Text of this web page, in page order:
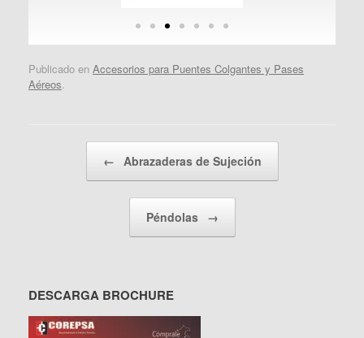
Publicado en Accesorios para Puentes Colgantes y Pases
Aéreos
← Abrazaderas de Sujeción
Péndolas →
DESCARGA BROCHURE